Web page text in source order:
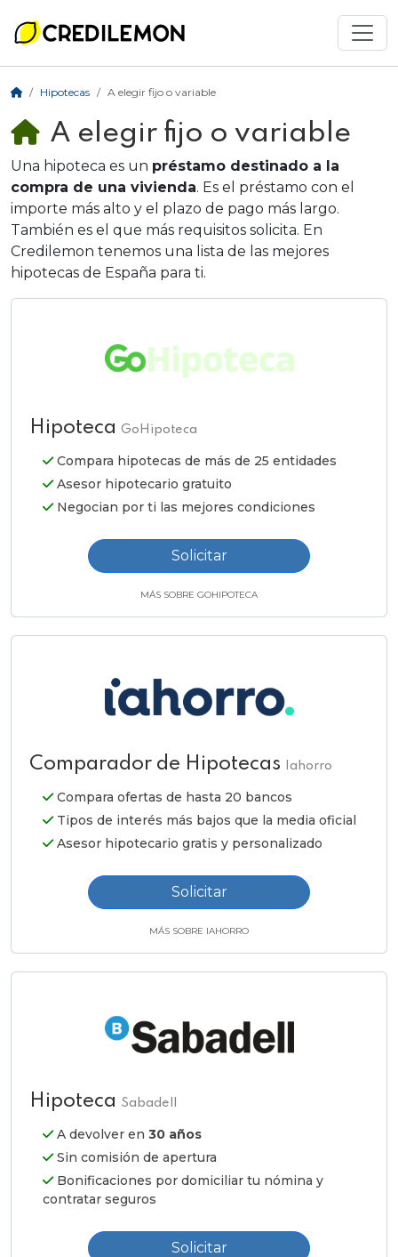
Hipotecas A elegir fijo o variable
A elegir fijo o variable
Una hipoteca es un préstamo destinado a la
compra de una vivienda. Es el préstamo con el
importe más alto y el plazo de pago más largo.
También es el que más requisitos solicita. En
Credilemon tenemos una lista de las mejores
hipotecas de España para ti.
Hipoteca GoHipoteca
Compara hipotecas de más de 25 entidades
Asesor hipotecario gratuito
Negocian por ti las mejores condiciones
Solicitar
MÁS SOBRE GOHIPOTECA
Comparador de Hipotecas Iahorro
Compara ofertas de hasta 20 bancos
Tipos de interés más bajos que la media oficial
Asesor hipotecario gratis y personalizado
Solicitar
MÁS SOBRE IAHORRO
Hipoteca Sabadell
A devolver en 30 años
Sin comisión de apertura
Bonificaciones por domiciliar tu nómina y
contratar seguros
Solicitar